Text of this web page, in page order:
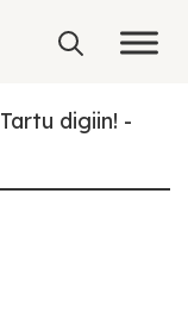
Tartu digiin! -